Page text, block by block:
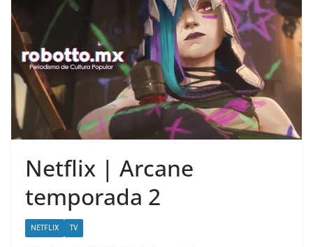
Netflix | Arcane
temporada 2
NETFLIX TV